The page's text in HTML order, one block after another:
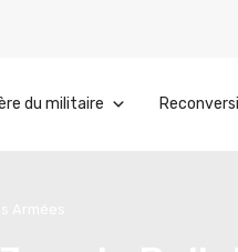
du militaire